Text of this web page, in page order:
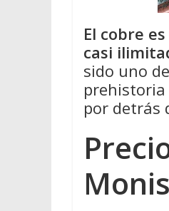
El cobre
casi
sido uno
por detrás